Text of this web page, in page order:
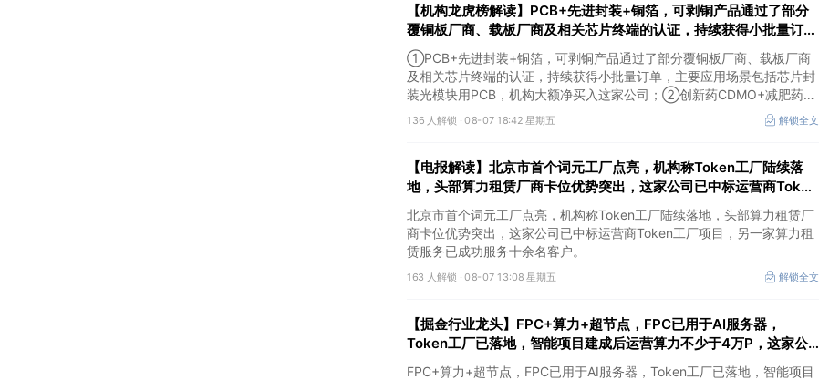
【机构龙虎榜解读】PCB+先进封装+铜箔，可剥铜产品通过了部分
覆铜板厂商、载板厂商及相关芯片终端的认证，持续获得小批量订
单，主要应用场景包括芯片封装光模块用PCB，机构大额净买入这家
公司
①PCB+先进封装+铜箔，可剥铜产品通过了部分覆铜板厂商、载板厂商
及相关芯片终端的认证，持续获得小批量订单，主要应用场景包括芯片封
装光模块用PCB，机构大额净买入这家公司；②创新药CDMO+减肥药，
收购国外知名CRO企业，在创新药API的化学合成等方面具有丰富经验，
具备承接细胞与基因治疗产品商业化受托生产的合规资质，这家公司获净
136 人解锁 ·08-07 18:42 星期五 解锁全文
【电报解读】北京市首个词元工厂点亮，机构称Token工厂陆续落
地，头部算力租赁厂商卡位优势突出，这家公司已中标运营商Token
工厂项目
北京市首个词元工厂点亮，机构称Token工厂陆续落地，头部算力租赁厂
商卡位优势突出，这家公司已中标运营商Token工厂项目，另一家算力租
赁服务已成功服务十余名客户。
163 人解锁 ·08-07 13:08 星期五 解锁全文
【掘金行业龙头】FPC+算力+超节点，FPC已用于AI服务器，
Token工厂已落地，智能项目建成后运营算力不少于4万P，这家公
司布局并成功研发国产超节点系统
FPC+算力+超节点，FPC已用于AI服务器，Token工厂已落地，智能项目